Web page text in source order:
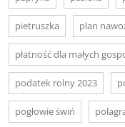
pietruszka plan
płatność dla małych
podatek rolny 2023
pogłowie świń